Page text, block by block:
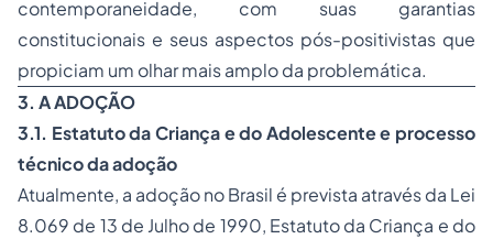
contemporaneidade, com suas garantias
constitucionais e seus aspectos pós-positivistas que
propiciam um olhar mais amplo da problemática.
3. A ADOÇÃO
3.1. Estatuto da Criança e do Adolescente e processo
técnico da adoção
Atualmente, a adoção no Brasil é prevista através da Lei
8.069 de 13 de Julho de 1990, Estatuto da Criança e do